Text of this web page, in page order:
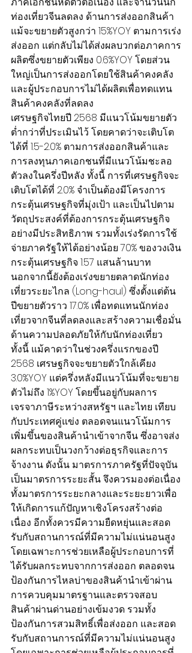
ท่องเที่ยวจีนลดลง ด้านการส่งออกสินค้า
แม้จะขยายตัวสูงกว่า 15%YOY ตามการเร่ง
ส่งออก แต่กลับไม่ได้ส่งผลบวกต่อภาคการ
ผลิตซึ่งขยายตัวเพียง 0.6%YOY โดยส่วน
ใหญ่เป็นการส่งออกโดยใช้สินค้าคงคลัง
และผู้ประกอบการไม่ได้ผลิตเพื่อทดแทน
สินค้าคงคลังที่ลดลง
เศรษฐกิจไทยปี 2568 มีแนวโน้มขยายตัว
ต่ำกว่าที่ประเมินไว้ โดยคาดว่าจะเติบโต
ได้ที่ 1.5-2.0% ตามการส่งออกสินค้าและ
การลงทุนภาคเอกชนที่มีแนวโน้มชะลอ
ตัวลงในครึ่งปีหลัง ทั้งนี้ การที่เศรษฐกิจจะ
เติบโตได้ที่ 2.0% จำเป็นต้องมีโครงการ
กระตุ้นเศรษฐกิจที่มุ่งเป้า และเป็นไปตาม
วัตถุประสงค์ที่ต้องการกระตุ้นเศรษฐกิจ
อย่างมีประสิทธิภาพ รวมทั้งเร่งรัดการใช้
จ่ายภาครัฐให้ได้อย่างน้อย 70% ของวงเงิน
กระตุ้นเศรษฐกิจ 1.57 แสนล้านบาท
นอกจากนี้ยังต้องเร่งขยายตลาดนักท่อง
เที่ยวระยะไกล (Long-haul) ซึ่งตั้งแต่ต้น
ปีขยายตัวราว 17.0% เพื่อทดแทนนักท่อง
เที่ยวจากจีนที่ลดลงและสร้างความเชื่อมั่น
ด้านความปลอดภัยให้กับนักท่องเที่ยว
ทั้งนี้ แม้คาดว่าในช่วงครึ่งแรกของปี
2568 เศรษฐกิจจะขยายตัวใกล้เคียง
3.0%YOY แต่ครึ่งหลังมีแนวโน้มที่จะขยาย
ตัวไม่ถึง 1%YOY โดยขึ้นอยู่กับผลการ
เจรจาภาษีระหว่างสหรัฐฯ และไทย เทียบ
กับประเทศคู่แข่ง ตลอดจนแนวโน้มการ
เพิ่มขึ้นของสินค้านำเข้าจากจีน ซึ่งอาจส่ง
ผลกระทบเป็นวงกว้างต่อธุรกิจและการ
จ้างงาน ดังนั้น มาตรการภาครัฐที่ปัจจุบัน
เป็นมาตรการระยะสั้น จึงควรมองต่อเนื่อง
ทั้งมาตรการระยะกลางและระยะยาวเพื่อ
ให้เกิดการแก้ปัญหาเชิงโครงสร้างต่อ
เนื่อง อีกทั้งควรมีความยืดหยุ่นและสอด
รับกับสถานการณ์ที่มีความไม่แน่นอนสูง
โดยเฉพาะการช่วยเหลือผู้ประกอบการที่
ได้รับผลกระทบจากการส่งออก ตลอดจน
ป้องกันการไหลบ่าของสินค้านำเข้าผ่าน
การควบคุมมาตรฐานและตรวจสอบ
สินค้าผ่านด่านอย่างเข้มงวด รวมทั้ง
ป้องกันการสวมสิทธิ์เพื่อส่งออก และสอด
รับกับสถานการณ์ที่มีความไม่แน่นอนสูง